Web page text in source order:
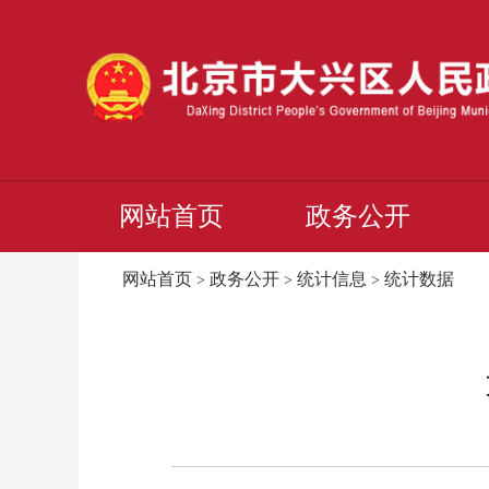
网站首页 政务公开
网站首页 > 政务公开 > 统计信息 > 统计数据